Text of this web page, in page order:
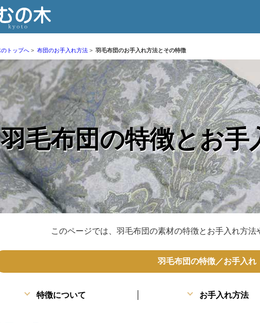
トップへ 布団のお手入れ方法 羽毛布団のお手入れ方法とその特徴
羽毛布団の特徴とお手
このページでは、羽毛布団の素材の特徴とお手入れ方法
羽毛布団の特徴／お手入れ
特徴について お手入れ方法